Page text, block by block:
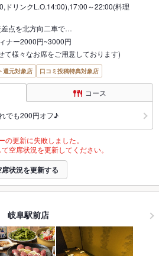
ドリンクL.O.14:00),17:00～22:00(料理
点を北方向二車で…
ナー2000円~3000円
て様々なお席をご用意しております)
還元対象店 口コミ投稿特典対象店
コース
でも200円オフ♪
の更新に失敗しました。
空席状況を更新してください。
席状況を更新する
岐阜駅前店